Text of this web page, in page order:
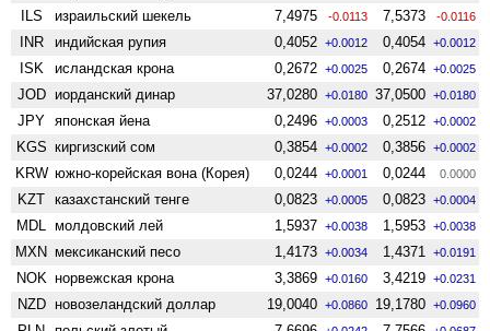
ILS израильский шекель 7,4975 -0.0113 7,5373 -0.0116
INR индийская рупия 0,4052 +0.0012 0,4054 +0.0012
ISK исландская крона 0,2672 +0.0025 0,2674 +0.0025
JOD иорданский динар 37,0280 +0.0180 37,0500 +0.0180
JPY японская йена 0,2496 +0.0003 0,2512 +0.0002
KGS киргизский сом 0,3854 +0.0002 0,3856 +0.0002
KRW южно-корейская вона (Корея) 0,0244 +0.0001 0,0244 0.0000
KZT казахстанский тенге 0,0823 +0.0005 0,0823 +0.0004
MDL молдовский лей 1,5937 +0.0038 1,5953 +0.0038
MXN мексиканский песо 1,4173 +0.0034 1,4371 +0.0191
NOK норвежская крона 3,3869 +0.0160 3,4219 +0.0231
NZD ново­зеландский доллар 19,0040 +0.0860 19,1780 +0.0960